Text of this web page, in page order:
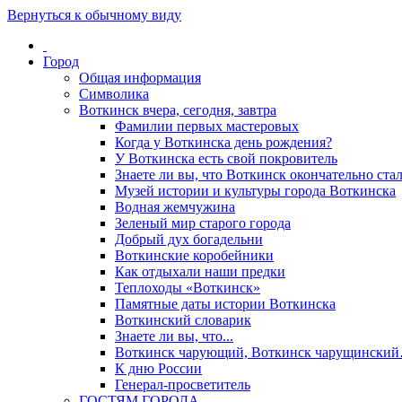
Вернуться к обычному виду
Город
Общая информация
Символика
Воткинск вчера, сегодня, завтра
Фамилии первых мастеровых
Когда у Воткинска день рождения?
У Воткинска есть свой покровитель
Знаете ли вы, что Воткинск окончательно
Музей истории и культуры города Воткинска
Водная жемчужина
Зеленый мир старого города
Добрый дух богадельни
Воткинские коробейники
Как отдыхали наши предки
Теплоходы «Воткинск»
Памятные даты истории Воткинска
Воткинский словарик
Знаете ли вы, что...
Воткинск чарующий, Воткинск
К дню России
Генерал-просветитель